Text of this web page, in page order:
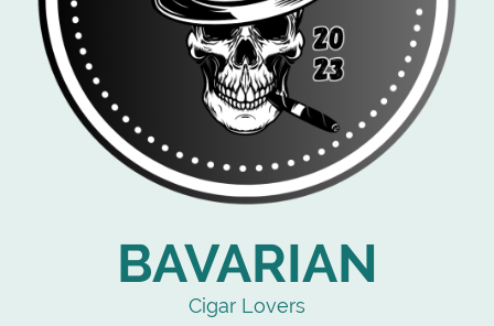
BAVARIAN
Cigar Lovers